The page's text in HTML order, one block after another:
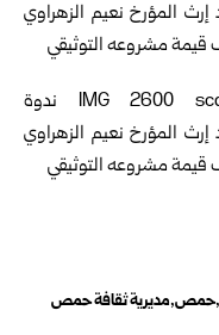
حمص مديرية ثقافة حمص